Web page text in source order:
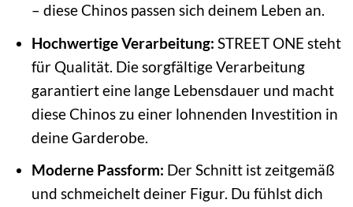
– diese Chinos passen sich deinem Leben an.
Hochwertige Verarbeitung: STREET ONE steht
für Qualität. Die sorgfältige Verarbeitung
garantiert eine lange Lebensdauer und macht
diese Chinos zu einer lohnenden Investition in
deine Garderobe.
Moderne Passform: Der Schnitt ist zeitgemäß
und schmeichelt deiner Figur. Du fühlst dich